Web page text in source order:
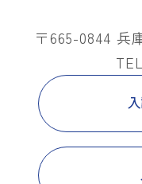
〒665-0844 兵